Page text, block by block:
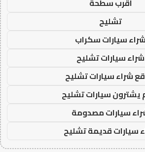
اقرب سطحة
تشليح
سيارات سكراب
شراء سيارات تشليح
شراء سيارات تشليح
يشترون سيارات تشليح
سيارات مصدومة
سيارات قديمة تشليح